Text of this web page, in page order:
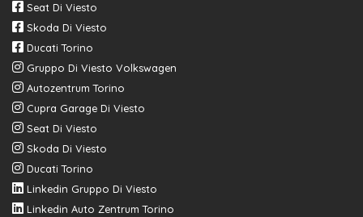
Seat Di Viesto
Skoda Di Viesto
Ducati Torino
Gruppo Di Viesto Volkswagen
Autozentrum Torino
Cupra Garage Di Viesto
Seat Di Viesto
Skoda Di Viesto
Ducati Torino
Linkedin Gruppo Di Viesto
Linkedin Auto Zentrum Torino